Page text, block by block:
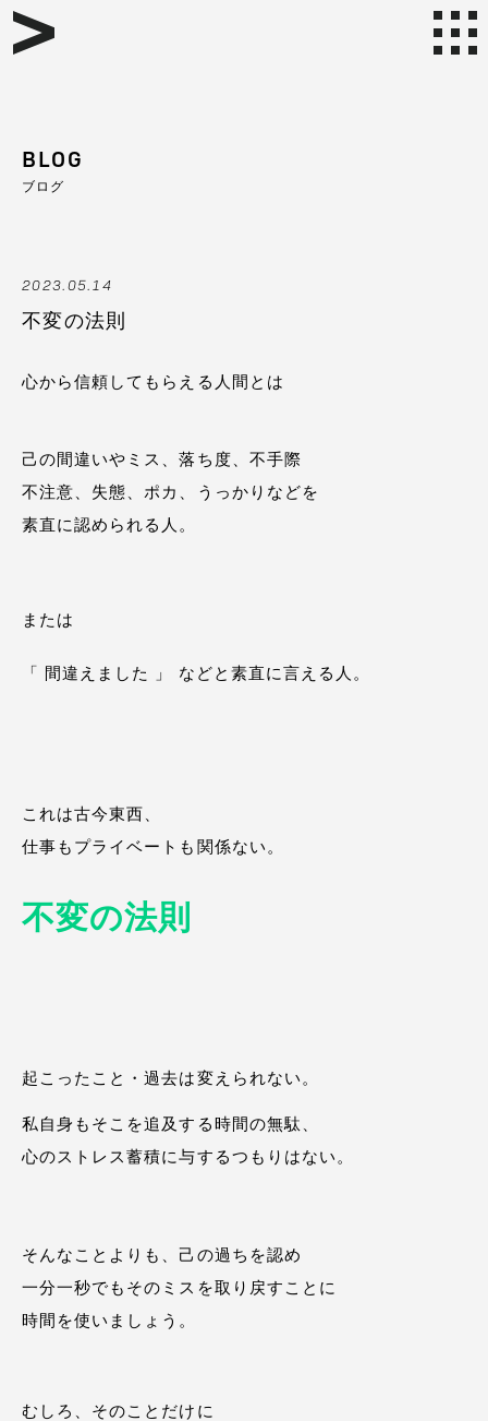
BLOG
ブログ
2023.05.14
不変の法則
心から信頼してもらえる人間とは
己の間違いやミス、落ち度、不手際
不注意、失態、ポカ、うっかりなどを
素直に認められる人。
または
「 間違えました 」 などと素直に言える人。
これは古今東西、
仕事もプライベートも関係ない。
不変の法則
起こったこと・過去は変えられない。
私自身もそこを追及する時間の無駄、
心のストレス蓄積に与するつもりはない。
そんなことよりも、己の過ちを認め
一分一秒でもそのミスを取り戻すことに
時間を使いましょう。
むしろ、そのことだけに